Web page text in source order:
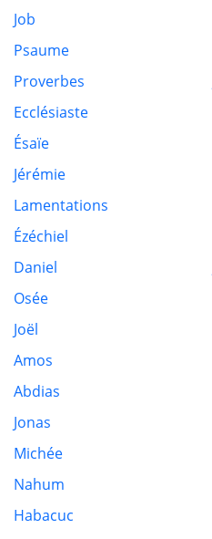
Job
Psaume
Proverbes
Ecclésiaste
Ésaïe
Jérémie
Lamentations
Ézéchiel
Daniel
Osée
Joël
Amos
Abdias
Jonas
Michée
Nahum
Habacuc